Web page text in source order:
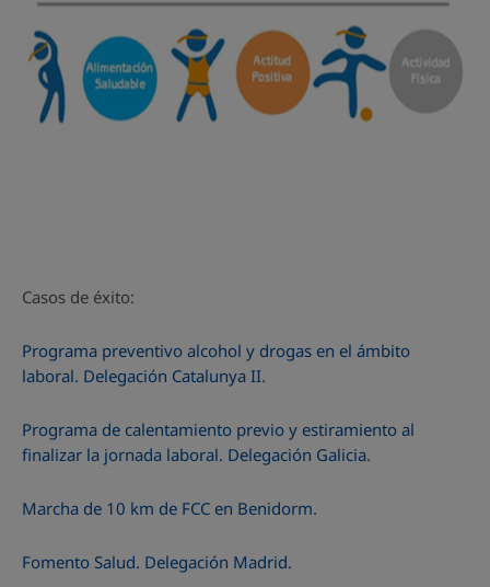
Casos de éxito:
Programa preventivo alcohol y drogas en el ámbito
laboral. Delegación Catalunya II.
Programa de calentamiento previo y estiramiento al
finalizar la jornada laboral. Delegación Galicia.
Marcha de 10 km de FCC en Benidorm.
Fomento Salud. Delegación Madrid.